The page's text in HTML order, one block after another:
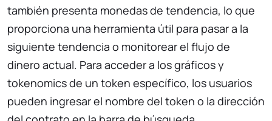
también presenta monedas de tendencia, lo que
proporciona una herramienta útil para pasar a la
siguiente tendencia o monitorear el flujo de
dinero actual. Para acceder a los gráficos y
tokenomics de un token específico, los usuarios
pueden ingresar el nombre del token o la dirección